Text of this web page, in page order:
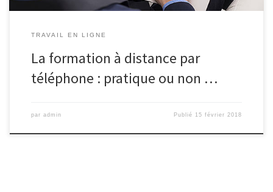
TRAVAIL EN LIGNE
La formation à distance par
téléphone : pratique ou non …
par admin Publié 15 février 2018